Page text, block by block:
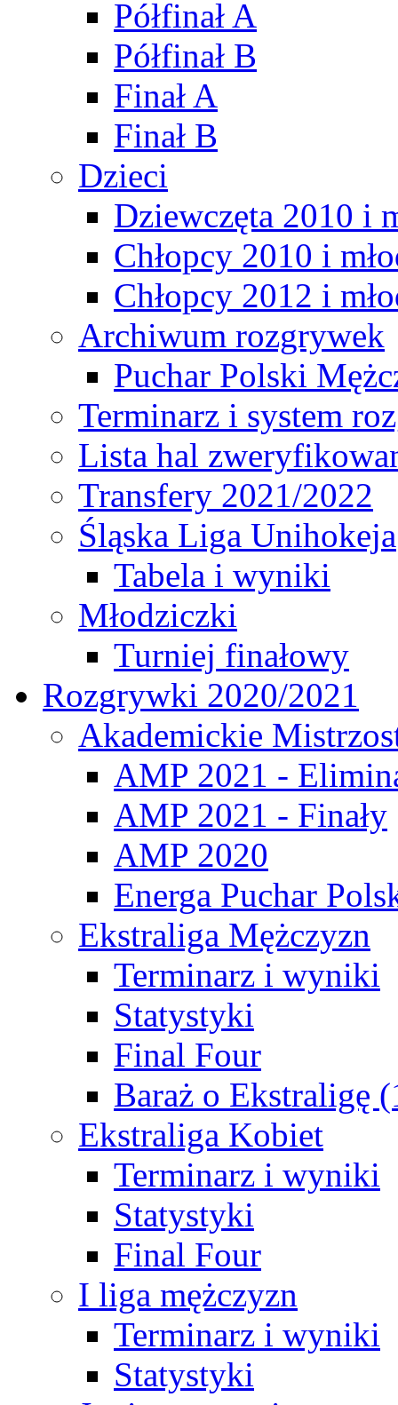
Półfinał A
Półfinał B
Finał A
Finał B
Dzieci
Dziewczęta 2010 i
Chłopcy 2010 i
Chłopcy 2012 i
Archiwum rozgrywek
Puchar Polski
Terminarz i system
Lista hal
Transfery 2021/2022
Śląska Liga Unihokeja
Tabela i wyniki
Młodziczki
Turniej finałowy
Rozgrywki 2020/2021
Akademickie
AMP 2021 -
AMP 2021 - Finały
AMP 2020
Energa Puchar
Ekstraliga Mężczyzn
Terminarz i wyniki
Statystyki
Final Four
Baraż o Ekstraligę
Ekstraliga Kobiet
Terminarz i wyniki
Statystyki
Final Four
I liga mężczyzn
Terminarz i wyniki
Statystyki